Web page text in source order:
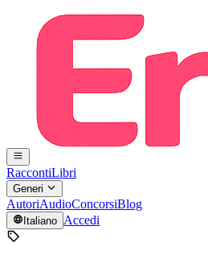
RaccontiLibri
Generi
AutoriAudioConcorsiBlog
Italiano Accedi